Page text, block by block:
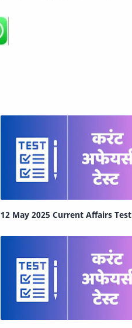
12 May 2025 Current Affairs Test